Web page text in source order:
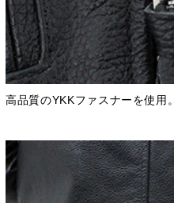
高品質のYKKファスナーを使用。